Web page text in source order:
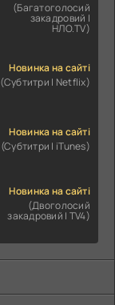
(Багатоголосий
закадровий |
НЛО.TV)
Новинка на сайті
(Субтитри | Netflix)
Новинка на сайті
(Субтитри | iTunes)
Новинка на сайті
(Двоголосий
закадровий | TV4)